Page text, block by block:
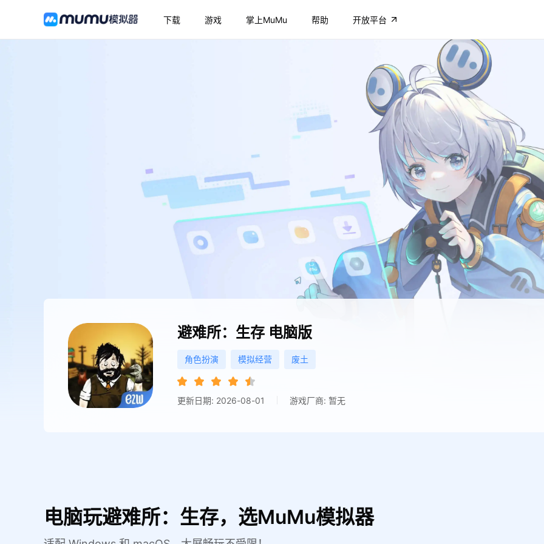
下载 游戏 掌上MuMu 帮助 开放平台
避难所：生存 电脑版
角色扮演 模拟经营 废土
更新日期: 2026-08-01 游戏厂商: 暂无
电脑玩避难所：生存，选MuMu模拟器